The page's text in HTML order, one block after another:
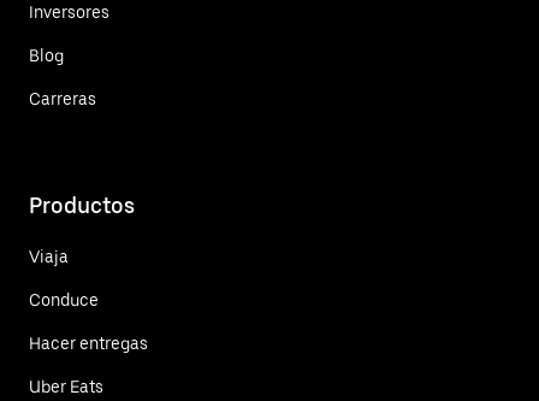
Inversores
Blog
Carreras
Productos
Viaja
Conduce
Hacer entregas
Uber Eats